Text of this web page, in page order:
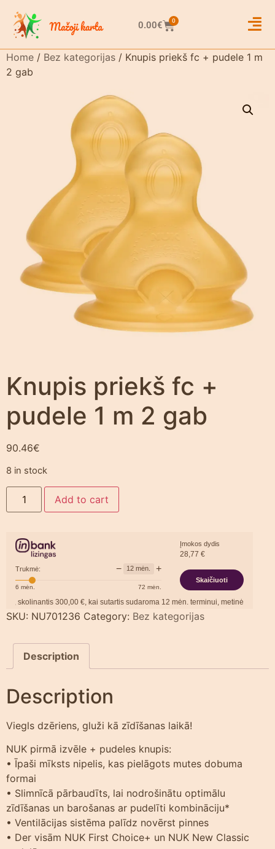
0.00€ 0
Home / Bez kategorijas / Knupis priekš fc + pudele 1 m
2 gab
Knupis priekš fc +
pudele 1 m 2 gab
90.46€
8 in stock
Add to cart
Trukmė: − 12 mėn. +
6 mėn. 72 mėn.
Įmokos dydis
28,77 €
Skaičiuoti
300,00€, kai sutartis sudaroma12mėn. terminui, metinė palūkanų
SKU: NU701236 Category: Bez kategorijas
Description
Description
Viegls dzēriens, gluži kā zīdīšanas laikā!
NUK pirmā izvēle + pudeles knupis:
• Īpaši mīksts nipelis, kas pielāgots mutes dobuma
formai
• Slimnīcā pārbaudīts, lai nodrošinātu optimālu
zīdīšanas un barošanas ar pudelīti kombināciju*
• Ventilācijas sistēma palīdz novērst pinnes
• Der visām NUK First Choice+ un NUK New Classic